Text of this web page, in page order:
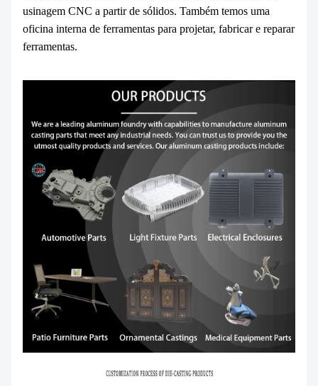
usinagem CNC a partir de sólidos. Também temos uma
oficina interna de ferramentas para projetar, fabricar e reparar
ferramentas.